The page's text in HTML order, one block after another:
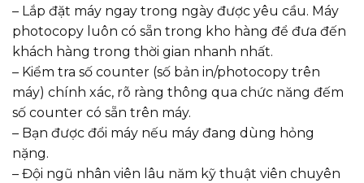
– Lắp đặt máy ngay trong ngày được yêu cầu. Máy
photocopy luôn có sẵn trong kho hàng để đưa đến
khách hàng trong thời gian nhanh nhất.
– Kiểm tra số counter (số bản in/photocopy trên
máy) chính xác, rõ ràng thông qua chức năng đếm
số counter có sẵn trên máy.
– Bạn được đổi máy nếu máy đang dùng hỏng
nặng.
– Đội ngũ nhân viên lâu năm kỹ thuật viên chuyên